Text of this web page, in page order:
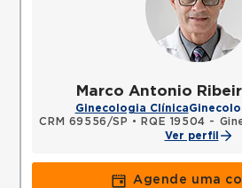
Marco Antonio
Ginecologia Clínica
CRM 69556/SP • RQE 19504 -
Ver perfil
Agende uma